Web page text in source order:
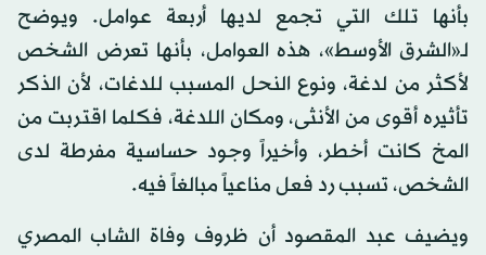
بأنها تلك التي تجمع لديها أربعة عوامل. ويوضح
لـ«الشرق الأوسط»، هذه العوامل، بأنها تعرض الشخص
لأكثر من لدغة، ونوع النحل المسبب للدغات، لأن الذكر
تأثيره أقوى من الأنثى، ومكان اللدغة، فكلما اقتربت من
المخ كانت أخطر، وأخيراً وجود حساسية مفرطة لدى
الشخص، تسبب رد فعل مناعياً مبالغاً فيه.
ويضيف عبد المقصود أن ظروف وفاة الشاب المصري